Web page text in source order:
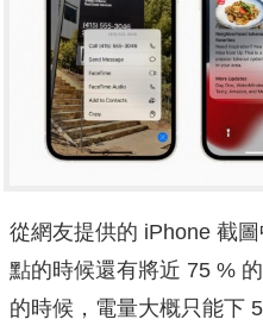
從網友提供的 iPhone 截
點的時候還有將近 75 %
的時候，電量大概只能下